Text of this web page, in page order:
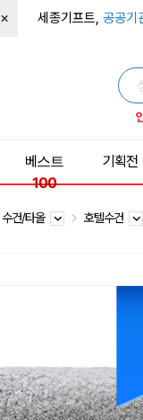
× 세종기프트, 공공기
베스트
100
기획전
수건/타올 호텔수건